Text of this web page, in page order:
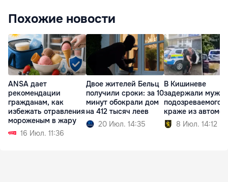
Похожие новости
ANSA дает
рекомендации
гражданам, как
избежать отравления
мороженым в жару
16 Июл. 11:36
Двое жителей Бельц
получили сроки: за 10
минут обокрали дом
на 412 тысяч леев
20 Июл. 14:35
В Кишиневе
задержали
подозреваемого в
краже из
8 Июл. 14:12